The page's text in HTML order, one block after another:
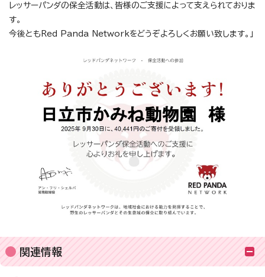
レッサーパンダの保全活動は、皆様のご支援によって支えられておりま
す。
今後ともRed Panda Networkをどうぞよろしくお願い致します。」
関連情報